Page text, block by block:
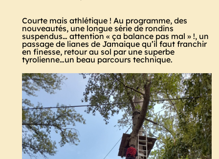
Courte mais athlétique ! Au programme, des
nouveautés, une longue série de rondins
suspendus… attention « ça balance pas mal » !, un
passage de lianes de Jamaique qu’il faut franchir
en finesse, retour au sol par une superbe
tyrolienne…un beau parcours technique.